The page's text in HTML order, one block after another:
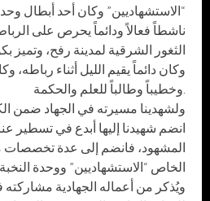
“الاستشهاديين” وكان أحد أبطال
ناشطاً فعالاً ودائماً يحرص على
الثغور الشرقية لمدينة رفح، وتميز
وكان دائماً يقيم الليل أثناء رباطه،
ولشهدينا مسيرته في الجهاد ضمن
انضم شهيدنا إليها أبدع في تسطير
المشهود، فانضم إلى عدة تخصصات
الخاص “الاستشهاديين” ووحدة
ويُذكر من أعماله الجهادية مشاركته